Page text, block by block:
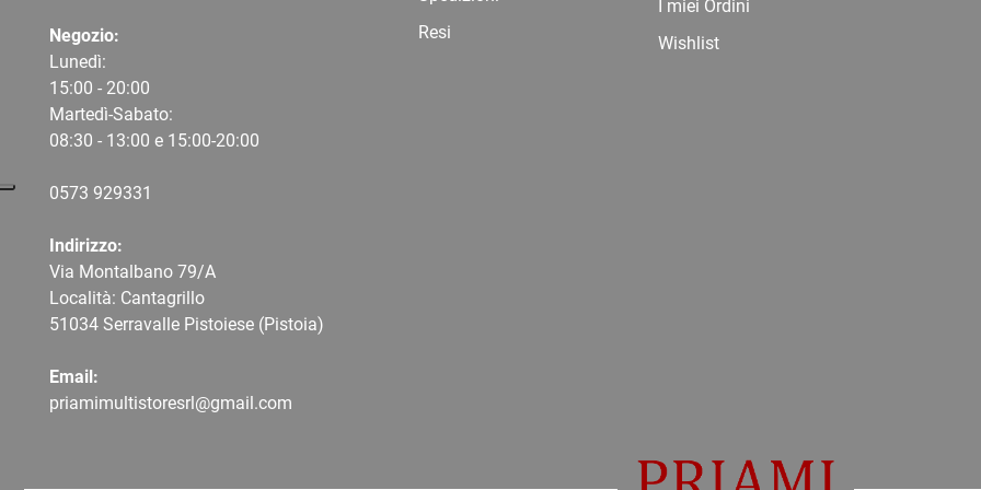
Negozio:
Lunedì:
15:00 - 20:00
Martedì-Sabato:
08:30 - 13:00 e 15:00-20:00
0573 929331
Indirizzo:
Via Montalbano 79/A
Località: Cantagrillo
51034 Serravalle Pistoiese (Pistoia)
Email:
priamimultistoresrl@gmail.com
Resi
I miei Ordini
Wishlist